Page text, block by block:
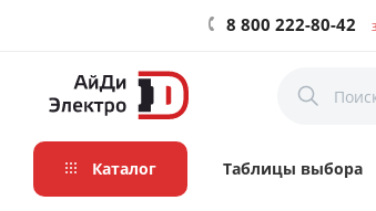
8 800 222-80-42
Каталог Таблицы выбора